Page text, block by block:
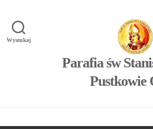
Wyszukaj
Parafia św
Pustkowie